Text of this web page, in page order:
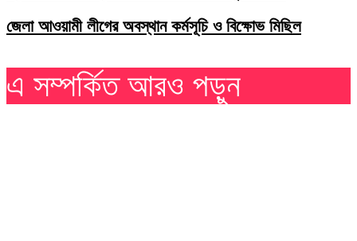
জেলা আওয়ামী লীগের অবস্থান কর্মসূচি ও বিক্ষোভ মিছিল
এ সম্পর্কিত আরও পড়ুন